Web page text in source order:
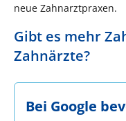
neue Zahnarztpraxen.
Gibt es mehr
Zahnärzte?
Bei Google